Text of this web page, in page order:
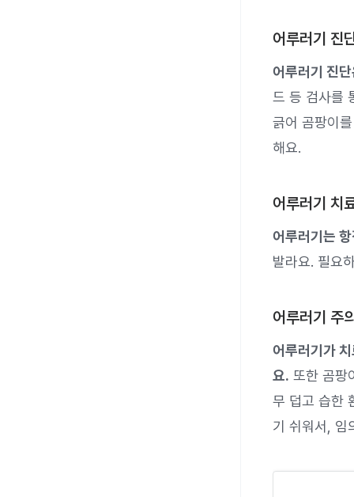
어루러기 진
어루러기 진
드 등 검사를
긁어 곰팡이
해요.
어루러기 치
어루러기는
발라요. 필요
어루러기 주
어루러기가
요. 또한 곰팡
무 덥고 습한
기 쉬워서, 임